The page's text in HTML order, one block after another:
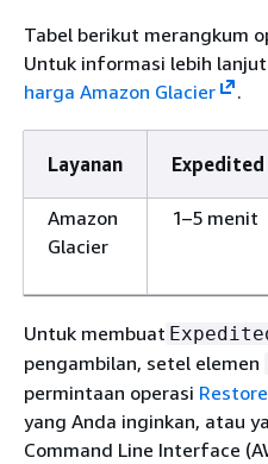
Tabel berikut merangkum
Untuk informasi lebih
harga Amazon Glacier
.
Layanan Expedited
Amazon
Glacier
1–5 menit
Untuk membuat
pengambilan, setel elemen
permintaan operasi
yang Anda inginkan, atau
Command Line Interface